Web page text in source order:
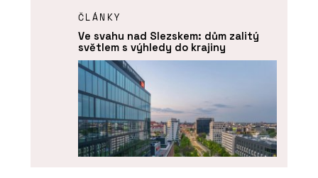
ČLÁNKY
Ve svahu nad Slezskem: dům zalitý
světlem s výhledy do krajiny